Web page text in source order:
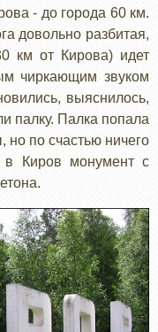
- до города 60 км.
довольно разбитая,
км от Кирова) идет
чиркающим звуком
выяснилось,
палку. Палка попала
но по счастью ничего
Киров монумент с